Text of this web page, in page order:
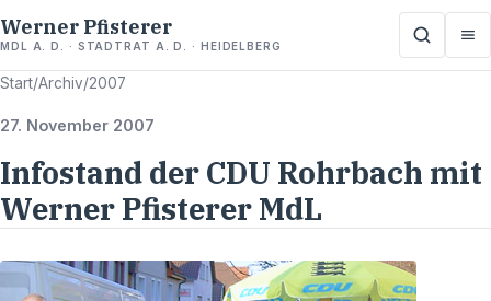
Werner Pfisterer
MDL A. D. · STADTRAT A. D. · HEIDELBERG
Start/Archiv/2007
27. November 2007
Infostand der CDU Rohrbach mit
Werner Pfisterer MdL